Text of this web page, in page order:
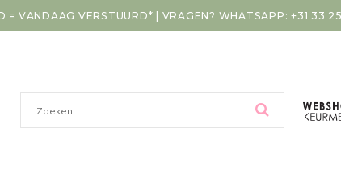
= VANDAAG VERSTUURD* | VRAGEN? WHATSAPP: +31 33